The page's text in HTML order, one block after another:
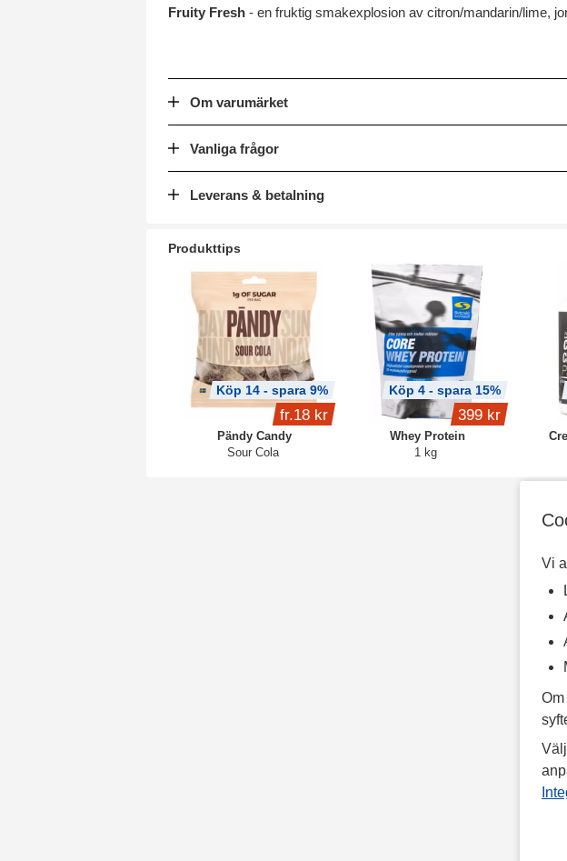
Vi
Fruity Fresh - en fruktig smakexplosion av citron/mandarin/lime,
Om varumärket
Vanliga frågor
Leverans & betalning
Produkttips
Pändy Candy
Sour Cola
Köp 14 - spara 9%
fr.18 kr
Whey Protein
1 kg
Köp 4 - spara 15%
399 kr